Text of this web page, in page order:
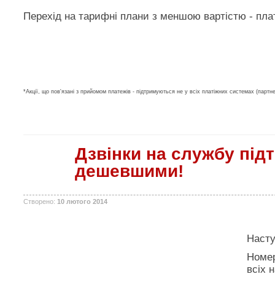
Перехід на тарифні плани з меншою вартістю -
*Акції, що пов'язані з прийомом платежів - підтримуються не у всіх платіжних системах
Дзвінки на службу
дешевшими!
Створено: 10 лютого 2014
всіх